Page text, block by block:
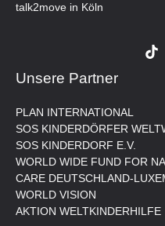
talk2move in Köln
Unsere Partner
PLAN INTERNATIONAL
SOS KINDERDÖRFER
SOS KINDERDORF E.V.
WORLD WIDE FUND FOR
CARE DEUTSCHLAND-
WORLD VISION
AKTION WELTKINDERHILFE